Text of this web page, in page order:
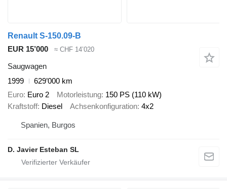
Renault S-150.09-B
EUR 15’000
≈ CHF 14’020
Saugwagen
1999
629’000 km
Euro Euro 2 Motorleistung 150 PS (110 kW)
Kraftstoff Diesel Achsenkonfiguration 4x2
Spanien, Burgos
D. Javier Esteban SL